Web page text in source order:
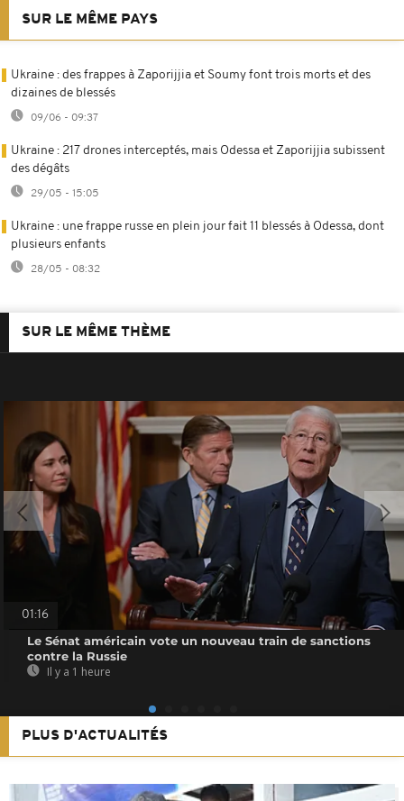
SUR LE MÊME PAYS
Ukraine : des frappes à Zaporijjia et Soumy font trois morts et des
dizaines de blessés
09/06 - 09:37
Ukraine : 217 drones interceptés, mais Odessa et Zaporijjia subissent
des dégâts
29/05 - 15:05
Ukraine : une frappe russe en plein jour fait 11 blessés à Odessa, dont
plusieurs enfants
28/05 - 08:32
SUR LE MÊME THÈME
01:16
Le Sénat américain vote un nouveau train de sanctions
contre la Russie
Il y a 1 heure
PLUS D'ACTUALITÉS